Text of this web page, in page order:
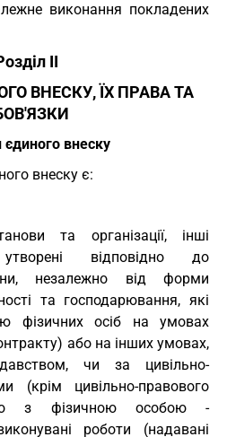
виконання покладених
II
ВНЕСКУ, ЇХ ПРАВА ТА
внеску
внеску є:
та організації, інші
відповідно до
незалежно від форми
та господарювання, які
фізичних осіб на умовах
або на інших умовах,
чи за цивільно-
(крім цивільно-правового
з фізичною особою -
роботи (надавані